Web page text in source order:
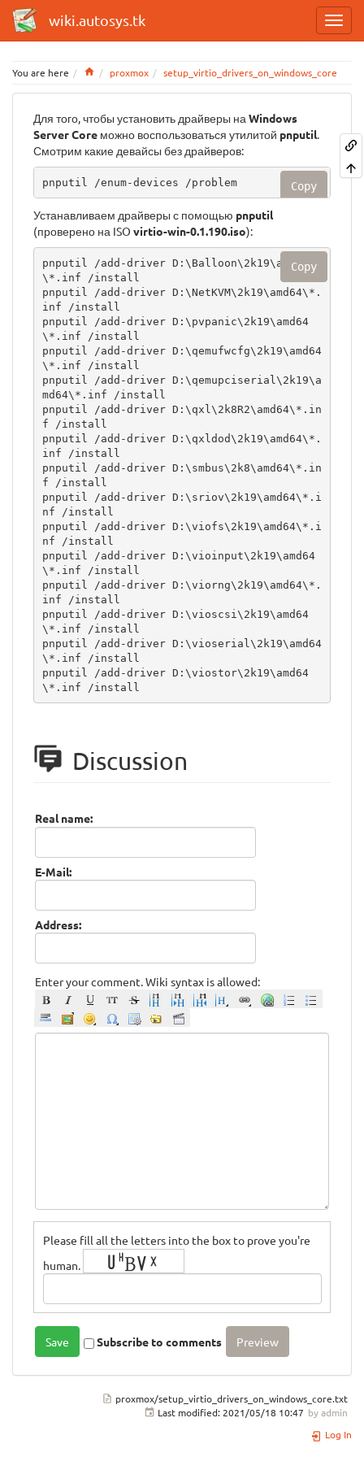
wiki.autosys.tk
You are here Homeproxmox setup_virtio_drivers_on_windows_core
Для того, чтобы установить драйверы на Windows
Server Core можно воспользоваться утилитой pnputil.
Смотрим какие девайсы без драйверов:
pnputil /enum-devices /problem Copy
Устанавливаем драйверы с помощью pnputil
(проверено на ISO virtio-win-0.1.190.iso):
pnputil /add-driver D:\Balloon\2k19\amd64
\*.inf /install
pnputil /add-driver D:\NetKVM\2k19\amd64\*.
inf /install
pnputil /add-driver D:\pvpanic\2k19\amd64
\*.inf /install
pnputil /add-driver D:\qemufwcfg\2k19\amd64
\*.inf /install
pnputil /add-driver D:\qemupciserial\2k19\a
md64\*.inf /install
pnputil /add-driver D:\qxl\2k8R2\amd64\*.in
f /install
pnputil /add-driver D:\qxldod\2k19\amd64\*.
inf /install
pnputil /add-driver D:\smbus\2k8\amd64\*.in
f /install
pnputil /add-driver D:\sriov\2k19\amd64\*.i
nf /install
pnputil /add-driver D:\viofs\2k19\amd64\*.i
nf /install
pnputil /add-driver D:\vioinput\2k19\amd64
\*.inf /install
pnputil /add-driver D:\viorng\2k19\amd64\*.
inf /install
pnputil /add-driver D:\vioscsi\2k19\amd64
\*.inf /install
pnputil /add-driver D:\vioserial\2k19\amd64
\*.inf /install
pnputil /add-driver D:\viostor\2k19\amd64
\*.inf /install
Copy
Discussion
Real name:
E-Mail:
Address:
Enter your comment. Wiki syntax is allowed:
Please fill all the letters into the box to prove you're
human.
Subscribe to comments
proxmox/setup_virtio_drivers_on_windows_core.txt
Last modified:2021/05/18 10:47 byadmin
Log In